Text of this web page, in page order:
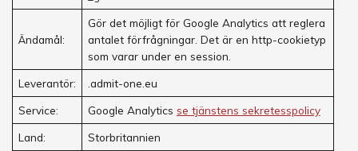
Ändamål:
Gör det möjligt för Google Analytics att reglera
antalet förfrågningar. Det är en http-cookietyp
som varar under en session.
Leverantör:
.admit-one.eu
Service:
Google Analytics se tjänstens sekretesspolicy
Land:
Storbritannien